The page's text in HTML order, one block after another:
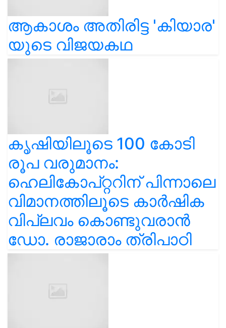
ആകാശം അതിരിട്ട 'കിയാര'
യുടെ വിജയകഥ
കൃഷിയിലൂടെ 100 കോടി
രൂപ വരുമാനം:
ഹെലികോപ്റ്ററിന് പിന്നാലെ
വിമാനത്തിലൂടെ കാർഷിക
വിപ്ലവം കൊണ്ടുവരാൻ
ഡോ. രാജാരാം ത്രിപാഠി